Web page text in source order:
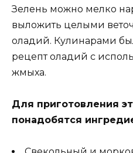
Зелень можно мелко
выложить целыми
оладий. Кулинарами
рецепт оладий с
жмыха.
Для приготовления
понадобятся